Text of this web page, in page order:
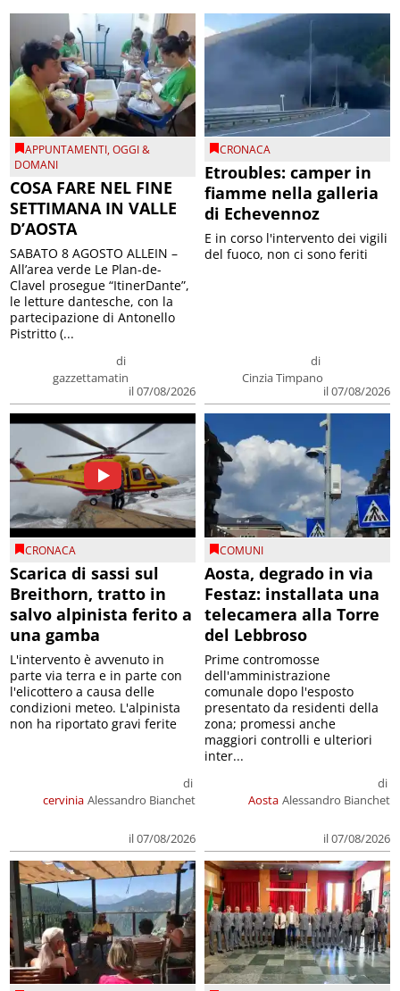
APPUNTAMENTI,OGGI &
DOMANI
COSA FARE NEL FINE
SETTIMANA IN VALLE
D’AOSTA
di
gazzettamatin
il 07/08/2026
SABATO 8 AGOSTO ALLEIN –
All’area verde Le Plan-de-
Clavel prosegue “ItinerDante”,
le letture dantesche, con la
partecipazione di Antonello
Pistritto (...
CRONACA
Etroubles: camper in
fiamme nella galleria
di Echevennoz
di
Cinzia Timpano
il 07/08/2026
E in corso l'intervento dei vigili
del fuoco, non ci sono feriti
CRONACA
Scarica di sassi sul
Breithorn, tratto in
salvo alpinista ferito a
una gamba
cervinia
di
Alessandro Bianchet
il 07/08/2026
L'intervento è avvenuto in
parte via terra e in parte con
l'elicottero a causa delle
condizioni meteo. L'alpinista
non ha riportato gravi ferite
COMUNI
Aosta, degrado in via
Festaz: installata una
telecamera alla Torre
del Lebbroso
Aosta
di
Alessandro Bianchet
il 07/08/2026
Prime contromosse
dell'amministrazione
comunale dopo l'esposto
presentato da residenti della
zona; promessi anche
maggiori controlli e ulteriori
inter...